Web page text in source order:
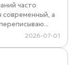
часто
современный, а
2026-07-01